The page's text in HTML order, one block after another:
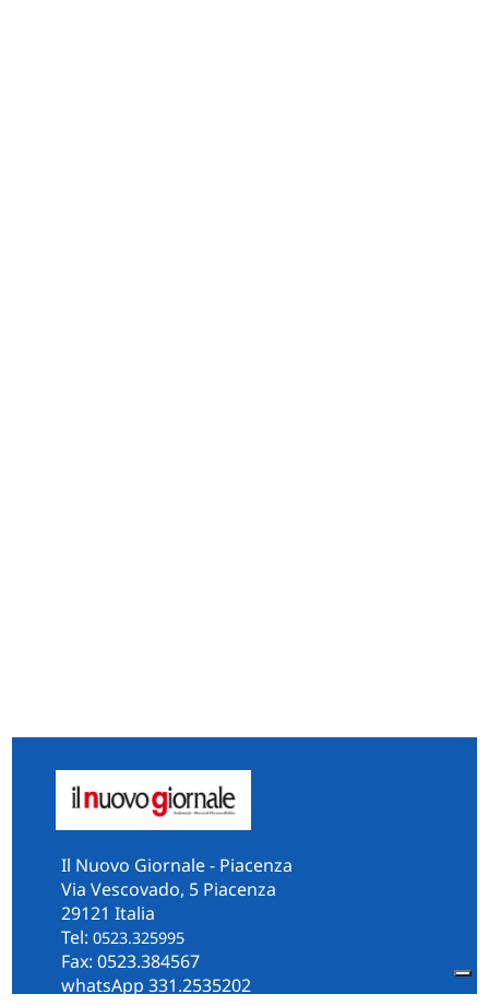
Il Nuovo Giornale - Piacenza
Via Vescovado, 5 Piacenza
29121 Italia
Tel: 0523.325995
Fax: 0523.384567
whatsApp 331.2535202